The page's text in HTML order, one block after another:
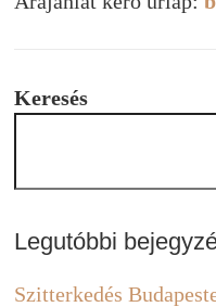
Keresés
Legutóbbi
Szitterkedés